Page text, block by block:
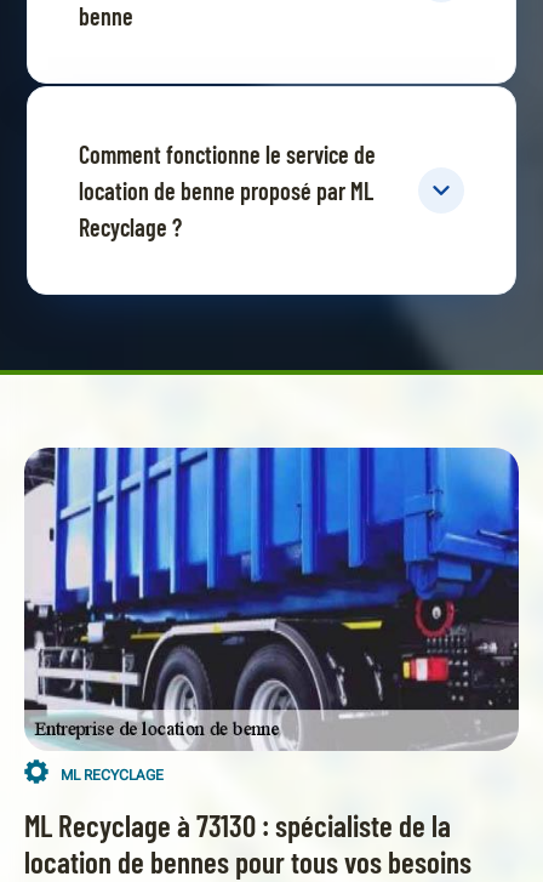
benne
Comment fonctionne le service de
location de benne proposé par ML
Recyclage ?
ML RECYCLAGE
ML Recyclage à 73130 : spécialiste de la
location de bennes pour tous vos besoins